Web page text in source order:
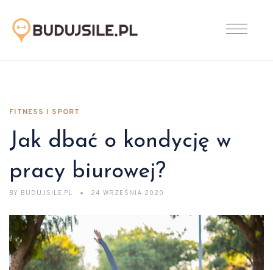
FITNESS I SPORT
Jak dbać o kondycję w
pracy biurowej?
BY BUDUJSILE.PL 24 WRZEŚNIA 2020